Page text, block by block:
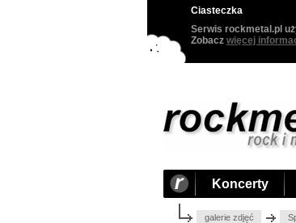
Ciasteczka
Serwis rockmetal.pl
Zobacz więcej
Koncerty
galerie zdjęć